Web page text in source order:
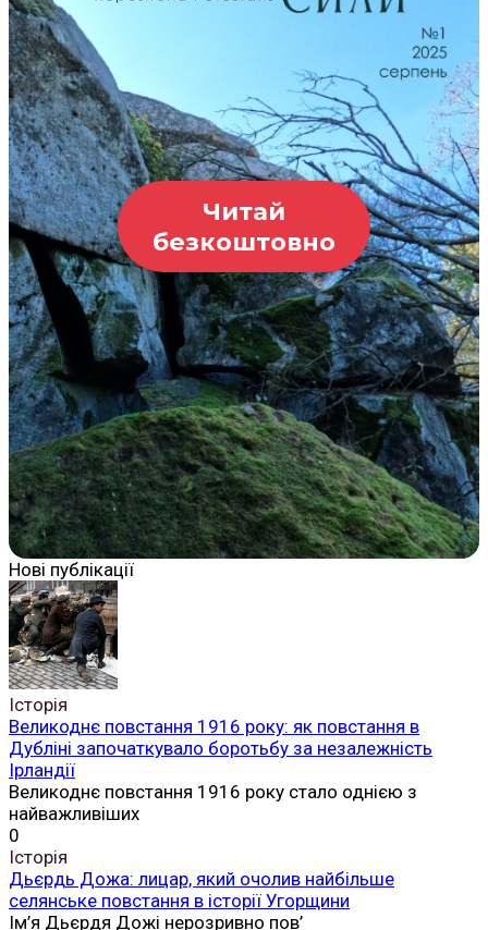
Читай
безкоштовно
Нові публікації
Історія
Великоднє повстання 1916 року: як повстання в
Дубліні започаткувало боротьбу за незалежність
Ірландії
Великоднє повстання 1916 року стало однією з
найважливіших
0
Історія
Дьєрдь Дожа: лицар, який очолив найбільше
селянське повстання в історії Угорщини
Ім’я Дьєрдя Дожі нерозривно пов’